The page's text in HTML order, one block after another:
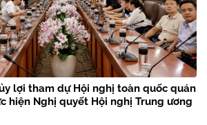
lợi tham dự Hội nghị toàn quốc quán
hiện Nghị quyết Hội nghị Trung ương